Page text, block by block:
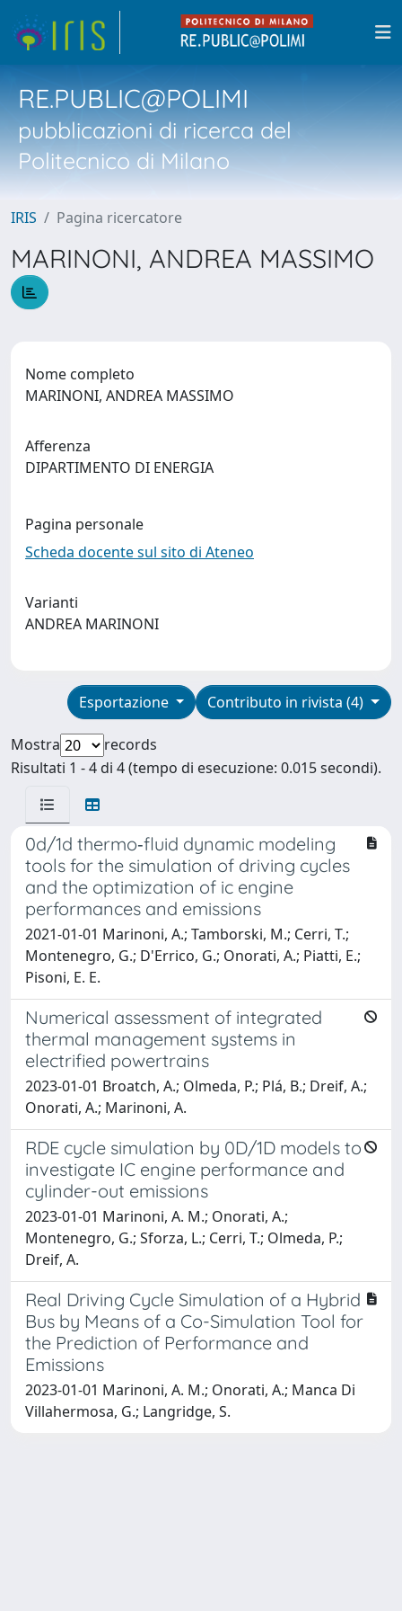
RE.PUBLIC@POLIMI
pubblicazioni di ricerca del
Politecnico di Milano
IRIS Pagina ricercatore
MARINONI, ANDREA MASSIMO
Nome completo
MARINONI, ANDREA MASSIMO
Afferenza
DIPARTIMENTO DI ENERGIA
Pagina personale
Scheda docente sul sito di Ateneo
Varianti
ANDREA MARINONI
Contributo in rivista (4)
Esportazione
Mostra
records
Risultati 1 - 4 di 4 (tempo di esecuzione: 0.015 secondi).
0d/1d thermo‐fluid dynamic modeling
tools for the simulation of driving cycles
and the optimization of ic engine
performances and emissions
2021-01-01 Marinoni, A.; Tamborski, M.; Cerri, T.;
Montenegro, G.; D'Errico, G.; Onorati, A.; Piatti, E.;
Pisoni, E. E.
Numerical assessment of integrated
thermal management systems in
electrified powertrains
2023-01-01 Broatch, A.; Olmeda, P.; Plá, B.; Dreif, A.;
Onorati, A.; Marinoni, A.
RDE cycle simulation by 0D/1D models to
investigate IC engine performance and
cylinder-out emissions
2023-01-01 Marinoni, A. M.; Onorati, A.;
Montenegro, G.; Sforza, L.; Cerri, T.; Olmeda, P.;
Dreif, A.
Real Driving Cycle Simulation of a Hybrid
Bus by Means of a Co-Simulation Tool for
the Prediction of Performance and
Emissions
2023-01-01 Marinoni, A. M.; Onorati, A.; Manca Di
Villahermosa, G.; Langridge, S.